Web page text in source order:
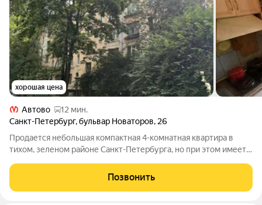
хорошая цена
Автово
12 мин.
Санкт-Петербург,бульвар Новаторов, 26
Продается небольшая компактная 4-комнатная квартира в
тихом, зеленом районе Санкт-Петербурга, но при этом имеет
находится на 3 этаже 5-этажного панельного дома 1963 г.п.
Планировка функциональная-
Позвонить